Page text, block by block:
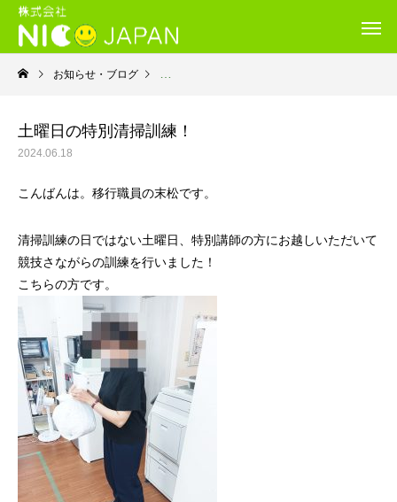
お知らせ・ブログ 就労移行支援・ニコサービス城東センター
土曜日の特別清掃訓練！
2024.06.18
こんばんは。移行職員の末松です。
清掃訓練の日ではない土曜日、特別講師の方にお越しいただいて
競技さながらの訓練を行いました！
こちらの方です。